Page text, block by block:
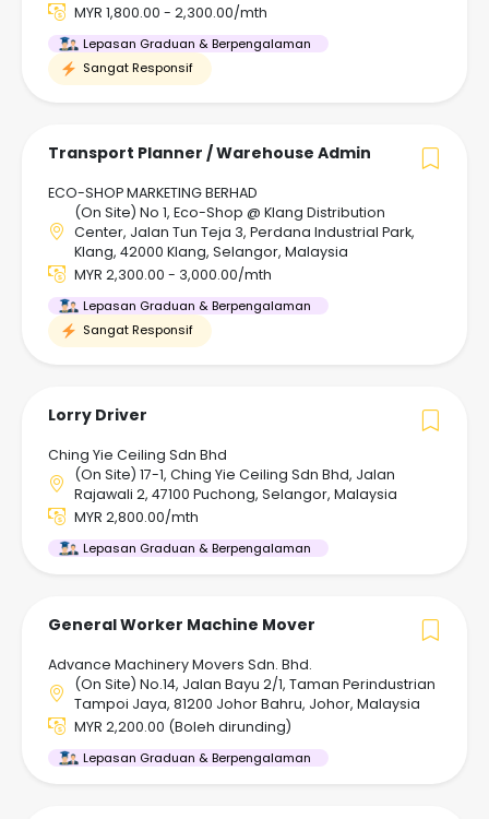
MYR 1,800.00 - 2,300.00/mth
Lepasan Graduan & Berpengalaman
Sangat Responsif
Transport Planner / Warehouse Admin
ECO-SHOP MARKETING BERHAD
(On Site) No 1, Eco-Shop @ Klang Distribution
Center, Jalan Tun Teja 3, Perdana Industrial Park,
Klang, 42000 Klang, Selangor, Malaysia
MYR 2,300.00 - 3,000.00/mth
Lepasan Graduan & Berpengalaman
Sangat Responsif
Lorry Driver
Ching Yie Ceiling Sdn Bhd
(On Site) 17-1, Ching Yie Ceiling Sdn Bhd, Jalan
Rajawali 2, 47100 Puchong, Selangor, Malaysia
MYR 2,800.00/mth
Lepasan Graduan & Berpengalaman
General Worker Machine Mover
Advance Machinery Movers Sdn. Bhd.
(On Site) No.14, Jalan Bayu 2/1, Taman Perindustrian
Tampoi Jaya, 81200 Johor Bahru, Johor, Malaysia
MYR 2,200.00 (Boleh dirunding)
Lepasan Graduan & Berpengalaman